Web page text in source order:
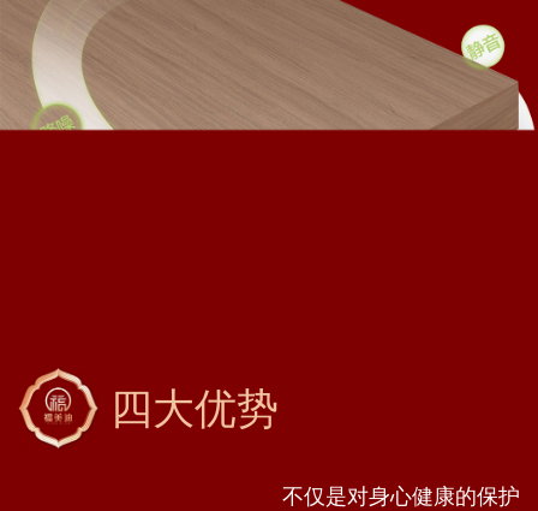
四大优势
不仅是对身心健康的保护